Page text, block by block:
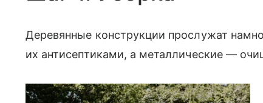
Деревянные конструкции прослужат
их антисептиками, а металлические —